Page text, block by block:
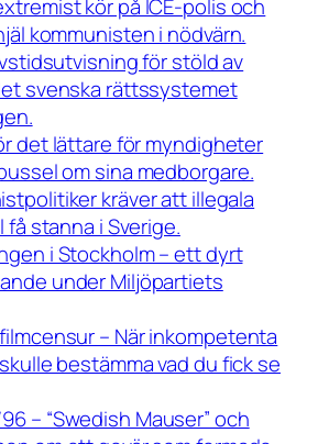
kör på ICE-polis och
kommunisten i nödvärn.
för stöld av
svenska rättssystemet
det lättare för myndigheter
om sina medborgare.
kräver att illegala
få stanna i Sverige.
i Stockholm – ett dyrt
under Miljöpartiets
– När inkompetenta
bestämma vad du fick se
– “Swedish Mauser” och